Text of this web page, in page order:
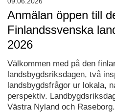
Anmälan öppen till
Finlandssvenska
2026
Välkommen med på den
landsbygdsriksdagen, två
landsbygdsfrågor ur lokala,
perspektiv.
Västra Nyland och Raseborg.